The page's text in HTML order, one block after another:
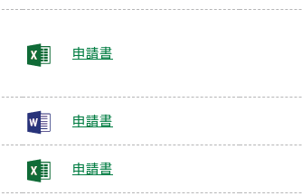
申請書
申請書
申請書